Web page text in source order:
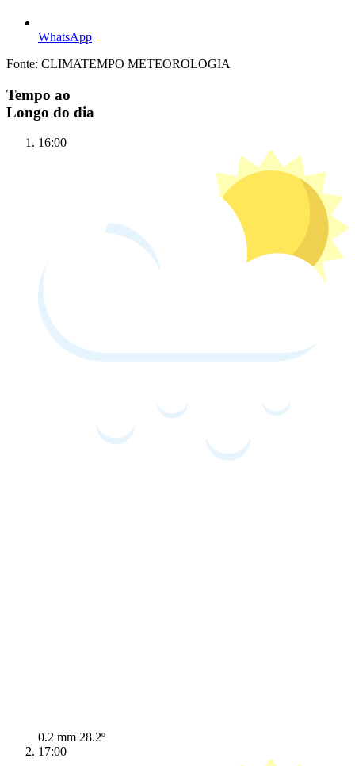
WhatsApp
Fonte: CLIMATEMPO METEOROLOGIA
Tempo ao
Longo do dia
16:00
0.2 mm 28.2º
17:00